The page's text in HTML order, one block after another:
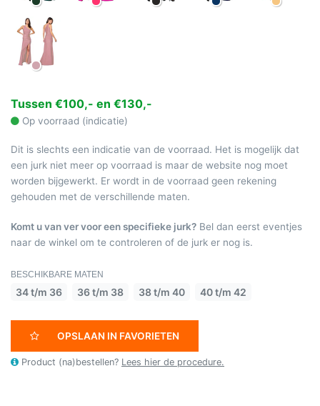
Tussen €100,- en €130,-
Op voorraad (indicatie)
Dit is slechts een indicatie van de voorraad. Het is mogelijk dat
een jurk niet meer op voorraad is maar de website nog moet
worden bijgewerkt. Er wordt in de voorraad geen rekening
gehouden met de verschillende maten.
Komt u van ver voor een specifieke jurk? Bel dan eerst eventjes
naar de winkel om te controleren of de jurk er nog is.
BESCHIKBARE MATEN
34 t/m 36 36 t/m 38 38 t/m 40 40 t/m 42
OPSLAAN IN FAVORIETEN
Product (na)bestellen? Lees hier de procedure.